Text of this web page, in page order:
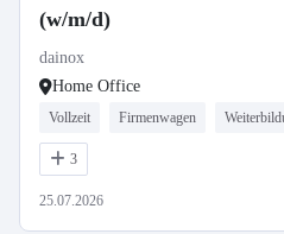
(w/m/d)
dainox
Home Office
Vollzeit Firmenwagen
3
25.07.2026